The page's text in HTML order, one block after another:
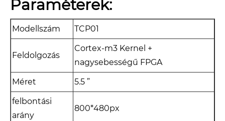
Paraméterek:
Modellszám TCP01
Feldolgozás
Cortex-m3 Kernel +
nagysebességű FPGA
Méret 5.5 ”
felbontási
arány
800*480px